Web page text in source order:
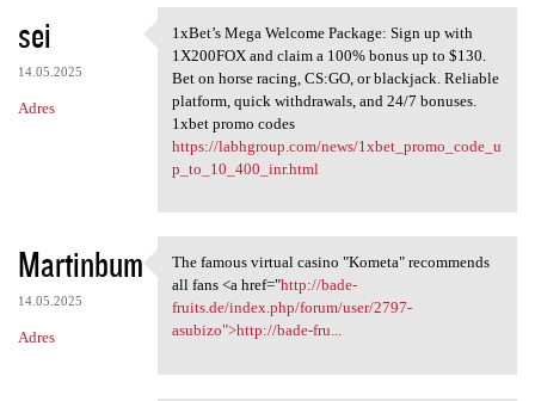
sei
14.05.2025
Adres
1xBet’s Mega Welcome Package:
1xBet’s Mega Welcome Package: Sign up with
1X200FOX and claim a 100% bonus up to $130.
Bet on horse racing, CS:GO, or blackjack. Reliable
platform, quick withdrawals, and 24/7 bonuses.
1xbet promo codes
https://labhgroup.com/news/1xbet_promo_code_u
p_to_10_400_inr.html
Martinbum
14.05.2025
Adres
The famous virtual casino
The famous virtual casino "Kometa" recommends
all fans <a href="http://bade-
fruits.de/index.php/forum/user/2797-
asubizo">http://bade-fru...